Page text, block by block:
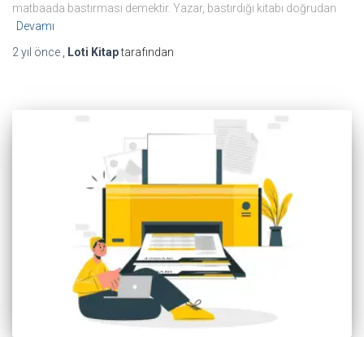
matbaada bastırması demektir. Yazar, bastırdığı kitabı doğrudan
Devamı
2 yıl önce Loti Kitaptarafından